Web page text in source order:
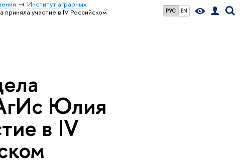
РУС EN
Институт аграрных
участие в IV Российском
Юлия
в IV